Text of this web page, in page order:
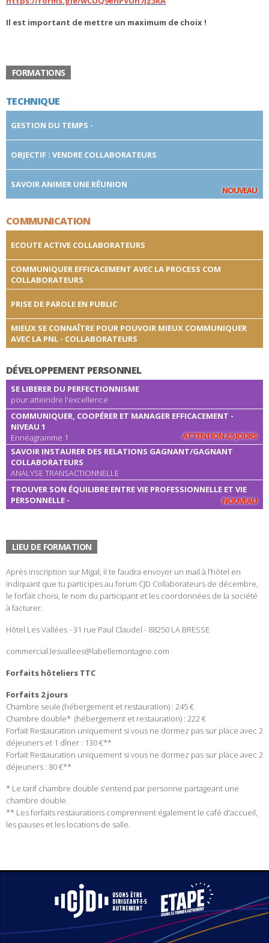
Il est important de mettre un maximum de choix !
FORMATIONS
TECHNIQUE
GESTION DU TEMPS -
OBJECTIF : VENDRE COLLABORATEURS
SAVOIR ANIMER UNE RÉUNION
NOUVEAU
COMMUNICATION
ECOUTE ACTIVE COLLABORATEURS
COMMUNIQUER EFFICACEMENT AVEC LA PROCESS COM
COLLABORATEURS
PRISE DE PAROLE EN PUBLIC
MIEUX SE CONNAÎTRE POUR POUVOIR MIEUX COMMUNIQUER
AVEC LA PNL - COLLABORATEURS
DÉVELOPPEMENT PERSONNEL
SE LIBERER DU PERFECTIONNISME
pour atteindre l'excellence
COMMUNIQUER, COOPÉRER ET MANAGER EFFICACEMENT -
NIVEAU 1
Ennéagramme 1
ATTENTION 2,5 JOURS
SAVOIR INSTAURER DES RELATIONS GAGNANT/GAGNANT
COLLABORATEURS
ANALYSE TRANSACTIONNELLE
TROUVER SON ÉQUILIBRE ENTRE VIE PROFESSIONNELLE ET VIE
PERSONNELLE -
NOUVEAU
LIEU DE FORMATION
Après inscription sur Migal, il te faudra envoyer un mail à l’hôtel en
indiquant que tu participes au forum CJD Collaborateurs de décembre,
le forfait choisi, le nom du participant et les coordonnées de la société
à facturer.
Hôtel Les Vallées - 31 rue Paul Claudel - 88250 LA BRESSE
commercial.lesvallees@labellemontagne.com
Forfaits hôteliers TTC
Forfaits 2 jours
Chambre seule (hébergement et restauration) : 245 €
Chambre double* (hébergement et restauration) : 222 €
Forfait Restauration uniquement si vous ne dormez pas sur place avec 2
déjeuners et 1 dîner : 130 €**
Forfait Restauration uniquement si vous ne dormez pas sur place avec 2
déjeuners : 80 €**
* Le tarif chambre double s’entend par personne partageant une
chambre double.
** Les forfaits restaurations comprennent également le café d'accueil,
les pauses et les locations de salle.